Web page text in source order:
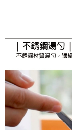
流程，驗證手機門號
成交易。
3.實際核准額度、可
4.訂單成立30分鐘內
法說明評估內容。
【繳款方式說明】
1.分期款項不併入電信
醒簡訊。
2.透過簡訊連結打開
帳／街口支付／
AFTEE先享後付是「
便利好安心！
２．便利：只要手機
３．安心：先確認商品
【「AFTEE先享後付」
１．於結帳方式選擇
結帳頁面，進行簡訊
２．訂單成立數日內
ATM付款
付款後全家取貨
每筆NT$70，滿
付款後7-11取貨